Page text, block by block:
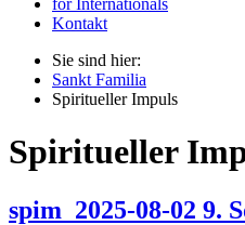
for Internationals
Kontakt
Sie sind hier:
Sankt Familia
Spiritueller Impuls
Spiritueller
spim_2025-08-02 9.